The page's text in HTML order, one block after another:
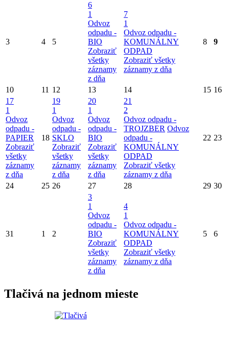
3 4 5
6
1
Odvoz
odpadu -
BIO
Zobraziť
všetky
záznamy
z dňa
7
1
Odvoz odpadu -
KOMUNÁLNY
ODPAD
Zobraziť všetky
záznamy z dňa
8 9
10 11 12 13 14 15 16
17
1
Odvoz
odpadu -
PAPIER
Zobraziť
všetky
záznamy
z dňa
18
19
1
Odvoz
odpadu -
SKLO
Zobraziť
všetky
záznamy
z dňa
20
1
Odvoz
odpadu -
BIO
Zobraziť
všetky
záznamy
z dňa
21
2
Odvoz odpadu -
TROJZBER Odvoz
odpadu -
KOMUNÁLNY
ODPAD
Zobraziť všetky
záznamy z dňa
22 23
24 25 26 27 28 29 30
31 1 2
3
1
Odvoz
odpadu -
BIO
Zobraziť
všetky
záznamy
z dňa
4
1
Odvoz odpadu -
KOMUNÁLNY
ODPAD
Zobraziť všetky
záznamy z dňa
5 6
Tlačivá na jednom mieste